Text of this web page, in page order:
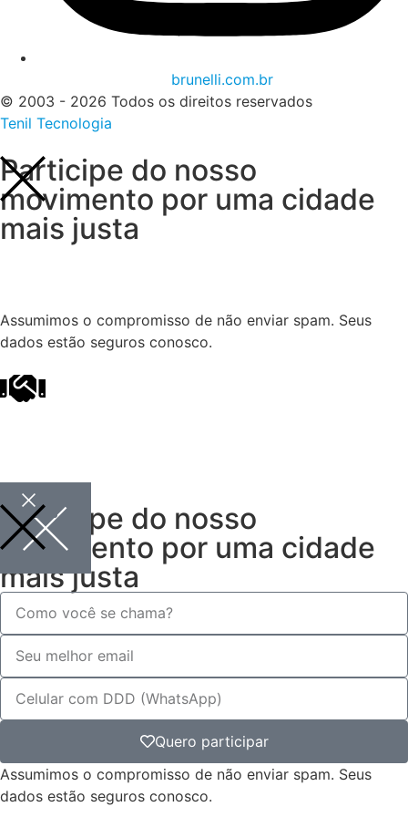
brunelli.com.br
© 2003 - 2026 Todos os direitos reservados
Tenil Tecnologia
Participe do nosso
movimento por uma cidade
mais justa
Assumimos o compromisso de não enviar spam. Seus
dados estão seguros conosco.
Participe do nosso
movimento por uma cidade
mais justa
Quero participar
Assumimos o compromisso de não enviar spam. Seus
dados estão seguros conosco.